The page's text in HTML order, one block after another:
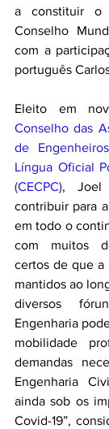
a constituir o
Conselho
com a
português
Eleito em
Conselho das
de
Língua Oficial
(CECPC), Joel
contribuir para
em todo o
com muitos
certos de que
mantidos ao
diversos
Engenharia
mobilidade
demandas
Engenharia
ainda sob os
Covid-19”,